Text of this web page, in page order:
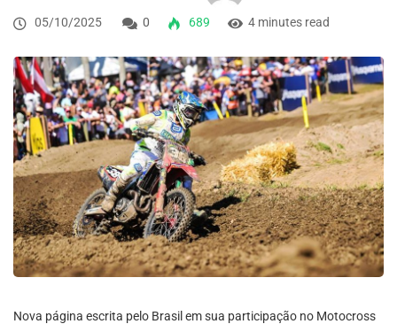
05/10/2025 0 689 4 minutes read
Nova página escrita pelo Brasil em sua participação no Motocross